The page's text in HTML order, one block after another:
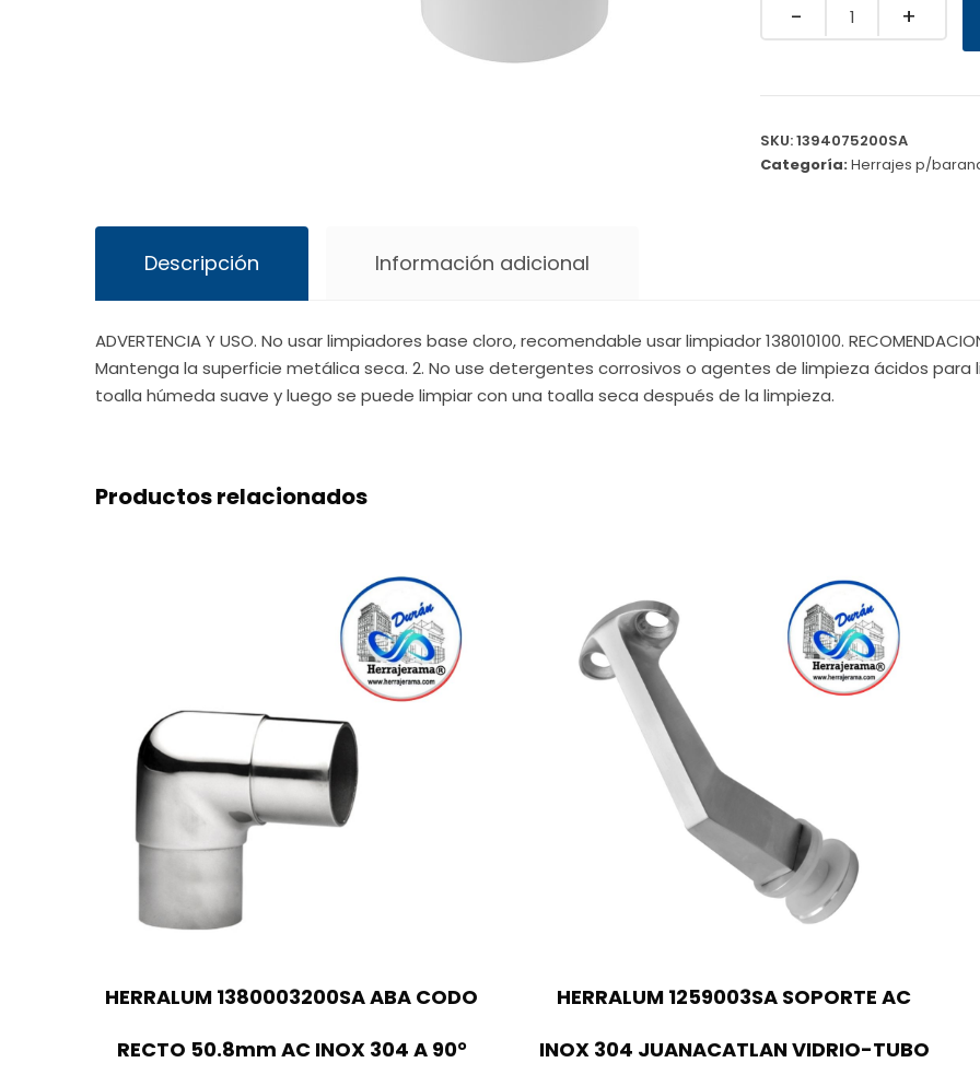
Quantity
SKU:1394075200SA
Categoría:Herrajes p/
Descripción Información adicional
ADVERTENCIA Y USO. No usar limpiadores base cloro, recomendable usar limpiador 138010100.
Mantenga la superficie metálica seca. 2. No use detergentes corrosivos o agentes de limpieza ácidos para
toalla húmeda suave y luego se puede limpiar con una toalla seca después de la limpieza.
Productos relacionados
HERRALUM 1380003200SA ABA CODO
RECTO 50.8mm AC INOX 304 A 90°
HERRALUM 1259003SA SOPORTE AC
INOX 304 JUANACATLAN VIDRIO-TUBO